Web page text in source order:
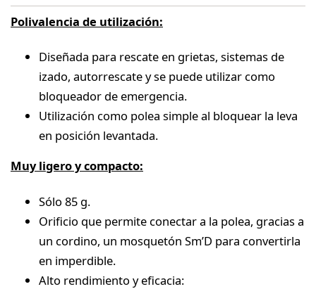
Polivalencia de utilización:
Diseñada para rescate en grietas, sistemas de
izado, autorrescate y se puede utilizar como
bloqueador de emergencia.
Utilización como polea simple al bloquear la leva
en posición levantada.
Muy ligero y compacto:
Sólo 85 g.
Orificio que permite conectar a la polea, gracias a
un cordino, un mosquetón Sm’D para convertirla
en imperdible.
Alto rendimiento y eficacia: